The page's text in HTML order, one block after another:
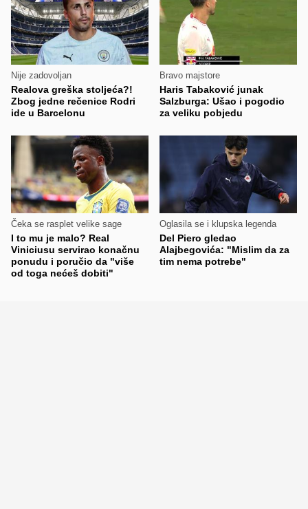
Nije zadovoljan
Realova greška stoljeća?!
Zbog jedne rečenice Rodri
ide u Barcelonu
Bravo majstore
Haris Tabaković junak
Salzburga: Ušao i pogodio
za veliku pobjedu
Čeka se rasplet velike sage
I to mu je malo? Real
Viniciusu servirao konačnu
ponudu i poručio da "više
od toga nećeš dobiti"
Oglasila se i klupska legenda
Del Piero gledao
Alajbegovića: "Mislim da za
tim nema potrebe"